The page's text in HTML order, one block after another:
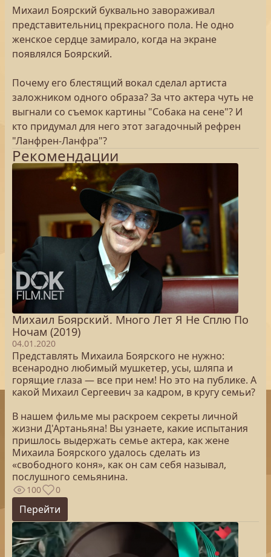
Михаил Боярский буквально завораживал
представительниц прекрасного пола. Не одно
женское сердце замирало, когда на экране
появлялся Боярский.
Почему его блестящий вокал сделал артиста
заложником одного образа? За что актера чуть не
выгнали со съемок картины "Собака на сене"? И
кто придумал для него этот загадочный рефрен
"Ланфрен-Ланфра"?
Рекомендации
Михаил Боярский. Много Лет Я Не Сплю По
Ночам (2019)
04.01.2020
Представлять Михаила Боярского не нужно:
всенародно любимый мушкетер, усы, шляпа и
горящие глаза — все при нем! Но это на публике. А
какой Михаил Сергеевич за кадром, в кругу семьи?
В нашем фильме мы раскроем секреты личной
жизни Д'Артаньяна! Вы узнаете, какие испытания
пришлось выдержать семье актера, как жене
Михаила Боярского удалось сделать из
«свободного коня», как он сам себя называл,
послушного семьянина.
100 0
Перейти